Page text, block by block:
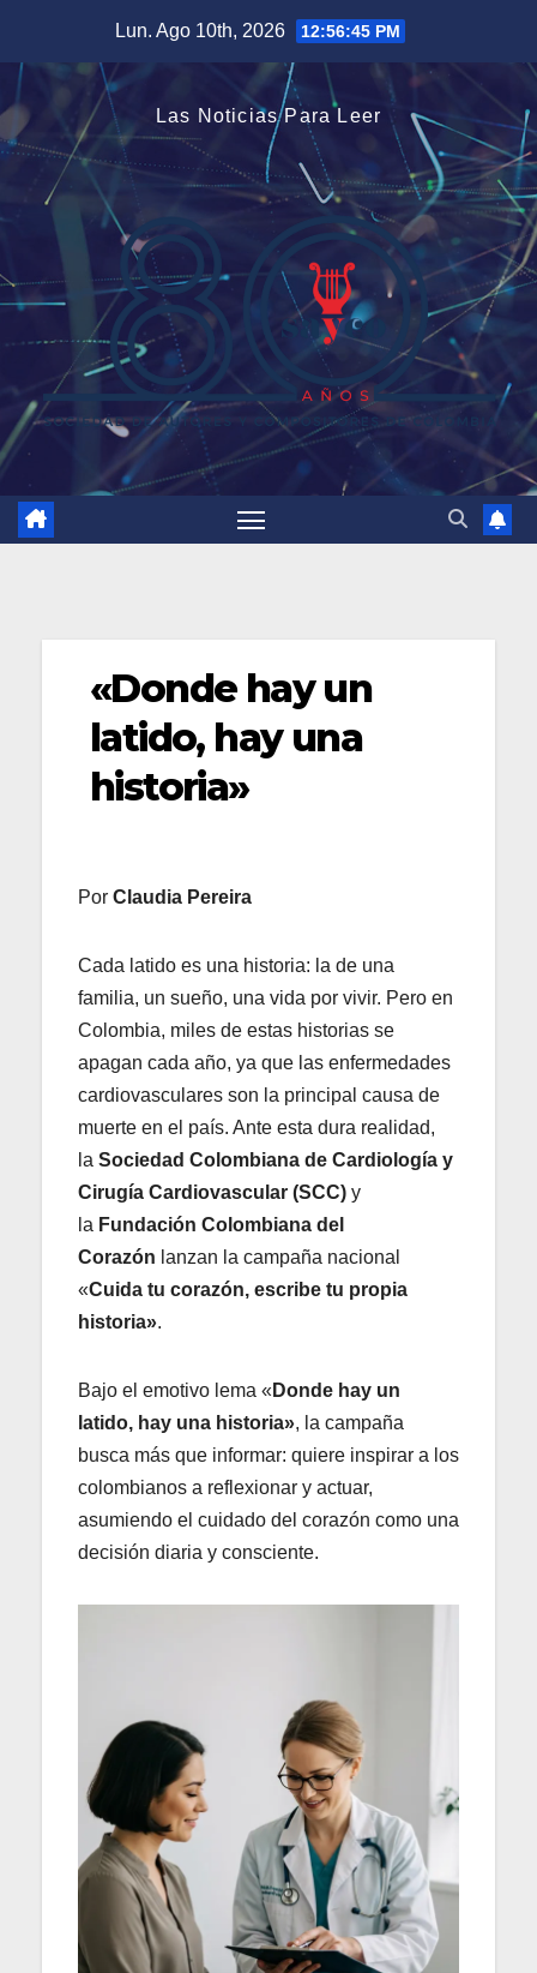
contenido
Lun. Ago 10th, 2026 12:56:46 PM
Las Noticias Para Leer
«Donde hay un
latido, hay una
historia»
Por Claudia Pereira
Cada latido es una historia: la de una
familia, un sueño, una vida por vivir. Pero en
Colombia, miles de estas historias se
apagan cada año, ya que las enfermedades
cardiovasculares son la principal causa de
muerte en el país. Ante esta dura realidad,
la Sociedad Colombiana de Cardiología y
Cirugía Cardiovascular (SCC) y
la Fundación Colombiana del
Corazón lanzan la campaña nacional
«Cuida tu corazón, escribe tu propia
historia».
Bajo el emotivo lema « Donde hay un
latido, hay una historia», la campaña
busca más que informar: quiere inspirar a los
colombianos a reflexionar y actuar,
asumiendo el cuidado del corazón como una
decisión diaria y consciente.